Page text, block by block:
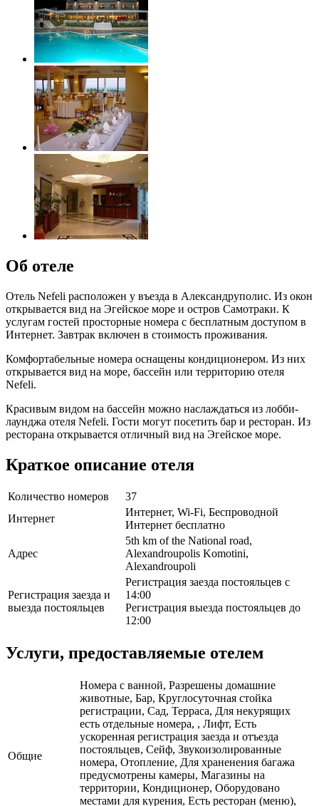
Об отеле
Отель Nefeli расположен у въезда в Александруполис. Из окон
открывается вид на Эгейское море и остров Самотраки. К
услугам гостей просторные номера с бесплатным доступом в
Интернет. Завтрак включен в стоимость проживания.
Комфортабельные номера оснащены кондиционером. Из них
открывается вид на море, бассейн или территорию отеля
Nefeli.
Красивым видом на бассейн можно наслаждаться из лобби-
лаунджа отеля Nefeli. Гости могут посетить бар и ресторан. Из
ресторана открывается отличный вид на Эгейское море.
Краткое описание отеля
Количество номеров
37
Интернет
Интернет, Wi-Fi, Беспроводной
Интернет бесплатно
Адрес
5th km of the National road,
Alexandroupolis Komotini,
Alexandroupoli
Регистрация заезда и
выезда постояльцев
Регистрация заезда постояльцев с
14:00
Регистрация выезда постояльцев до
12:00
Услуги, предоставляемые отелем
Общие
Номера с ванной, Разрешены домашние
животные, Бар, Круглосуточная стойка
регистрации, Сад, Терраса, Для некурящих
есть отдельные номера, , Лифт, Есть
ускоренная регистрация заезда и отъезда
постояльцев, Сейф, Звукоизолированные
номера, Отопление, Для храненения багажа
предусмотрены камеры, Магазины на
территории, Кондиционер, Оборудовано
местами для курения, Есть ресторан (меню),